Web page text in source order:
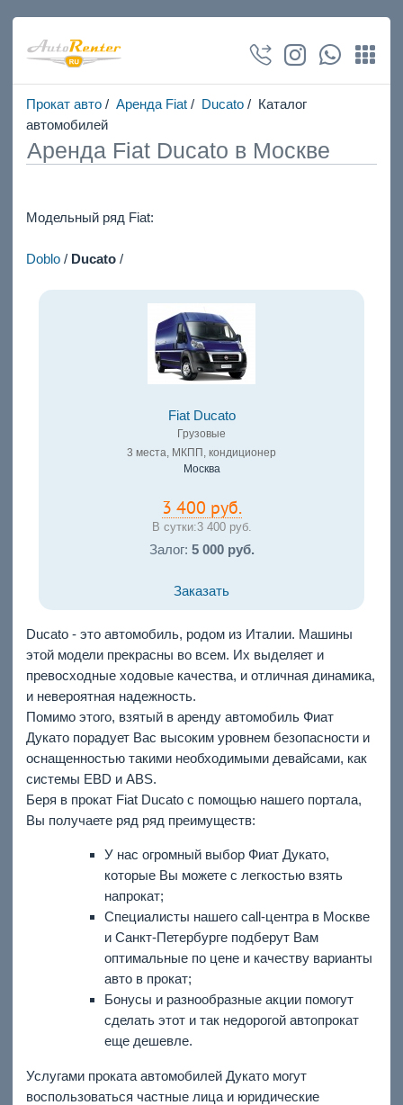
Прокат авто/ Аренда Fiat/ Ducato/ Каталог
автомобилей
Аренда Fiat Ducato в Москве
Модельный ряд Fiat:
Doblo/ Ducato/
Fiat Ducato
Грузовые
3 места, МКПП, кондиционер
Москва
3 400 руб.
В сутки:3 400 руб.
Залог: 5 000 руб.
Заказать
Ducato - это автомобиль, родом из Италии. Машины
этой модели прекрасны во всем. Их выделяет и
превосходные ходовые качества, и отличная динамика,
и невероятная надежность.
Помимо этого, взятый в аренду автомобиль Фиат
Дукато порадует Вас высоким уровнем безопасности и
оснащенностью такими необходимыми девайсами, как
системы EBD и ABS.
Беря в прокат Fiat Ducato с помощью нашего портала,
Вы получаете ряд ряд преимуществ:
У нас огромный выбор Фиат Дукато,
которые Вы можете с легкостью взять
напрокат;
Специалисты нашего call-центра в Москве
и Санкт-Петербурге подберут Вам
оптимальные по цене и качеству варианты
авто в прокат;
Бонусы и разнообразные акции помогут
сделать этот и так недорогой автопрокат
еще дешевле.
Услугами проката автомобилей Дукато могут
воспользоваться частные лица и юридические